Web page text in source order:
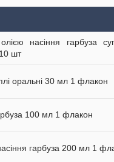
насіння гарбуза
шт
оральні 30 мл 1 флакон
100 мл 1 флакон
гарбуза 200 мл 1